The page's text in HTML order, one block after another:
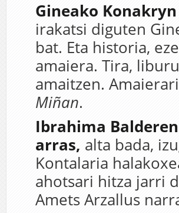
Gineako
irakatsi diguten
bat. Eta historia,
amaiera. Tira,
amaitzen.
Miñan.
Ibrahima
arras, alta bada,
Kontalaria
ahotsari hitza jarri
Amets Arzallus